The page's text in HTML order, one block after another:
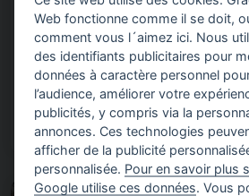
FCF - Urgence Mayotte
APPEL URGENT AUX DONS POUR LES
À…
Web fonctionne comme il se doit,
comment vous l´aimez ici. Nous
des identifiants publicitaires pour
données à caractère personnel
l’audience, améliorer votre
publicités, y compris via la
annonces. Ces technologies
afficher de la publicité
personnalisée. Pour en savoir plus
Google utilise ces données . Vous